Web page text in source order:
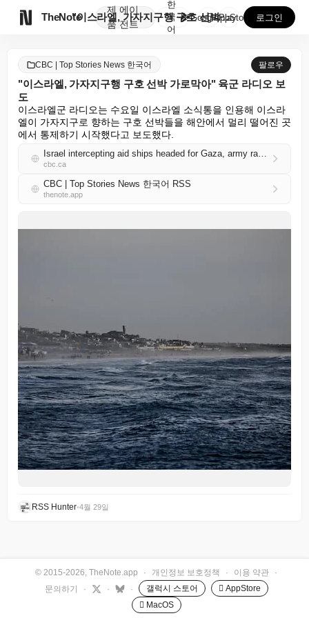
TheNote
제
품
에이
전트
"이스라엘, 가자지구행 구호 선박 가로막아" 육군 라디...
한
국
어
GooglePlay
AppStore 로그인
CBC | Top Stories News 한국어 팔로우
"이스라엘, 가자지구행 구호 선박 가로막아" 육군 라디오 보
도
이스라엘군 라디오는 수요일 이스라엘 소식통을 인용해 이스라
엘이 가자지구로 향하는 구호 선박들을 해안에서 멀리 떨어진 곳
에서 통제하기 시작했다고 보도했다.
Israel intercepting aid ships headed for Gaza, army radio says
cbc.ca
CBC | Top Stories News 한국어 RSS
thenote.app
RSS Hunter•4월 29일
© 2015-2026, TheNote.app · 개인정보 보호정책 · 이용 약관
·
문의하기
· · · 갤럭시 스토어
 AppStore
 MacOS